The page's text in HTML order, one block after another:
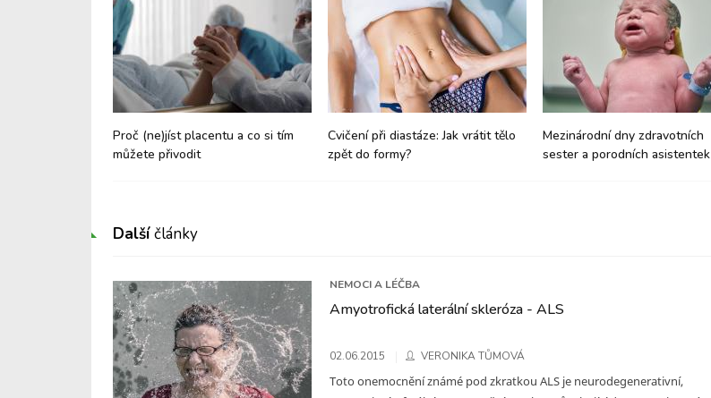
Proč (ne)jíst placentu a co si tím
můžete přivodit
Cvičení při diastáze: Jak vrátit tělo
zpět do formy?
Mezinárodní dny zdravotních
sester a porodních asistentek
Dalšíčlánky
NEMOCI A LÉČBA
Amyotrofická laterální skleróza - ALS
02.06.2015 VERONIKA TŮMOVÁ
Toto onemocnění známé pod zkratkou ALS je neurodegenerativní,